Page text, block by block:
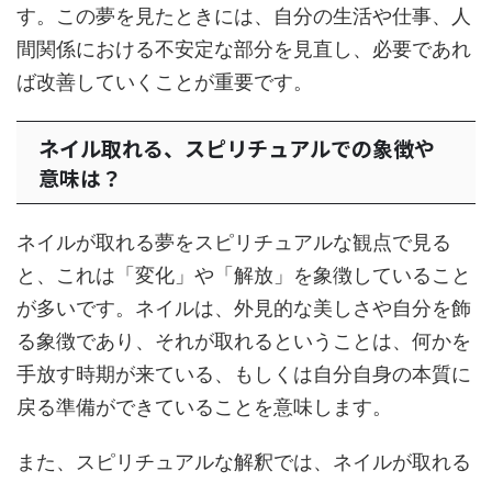
す。この夢を見たときには、自分の生活や仕事、人
間関係における不安定な部分を見直し、必要であれ
ば改善していくことが重要です。
ネイル取れる、スピリチュアルでの象徴や
意味は？
ネイルが取れる夢をスピリチュアルな観点で見る
と、これは「変化」や「解放」を象徴していること
が多いです。ネイルは、外見的な美しさや自分を飾
る象徴であり、それが取れるということは、何かを
手放す時期が来ている、もしくは自分自身の本質に
戻る準備ができていることを意味します。
また、スピリチュアルな解釈では、ネイルが取れる